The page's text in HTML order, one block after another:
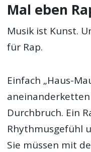
Mal eben
Musik ist Kunst.
für Rap.
Einfach „Haus-
Durchbruch. Ein
Rhythmusgefühl
Sie müssen mit